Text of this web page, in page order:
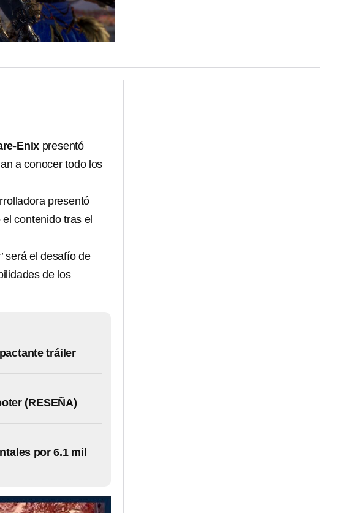
Enix presentó
a conocer todo los
presentó
contenido tras el
será el desafío de
de los
tráiler
(RESEÑA)
por 6.1 mil